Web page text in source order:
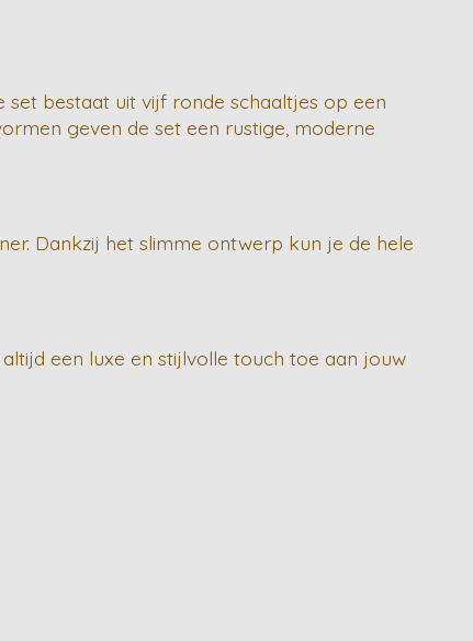
set bestaat uit vijf ronde schaaltjes op een
geven de set een rustige, moderne
Dankzij het slimme ontwerp kun je de hele
een luxe en stijlvolle touch toe aan jouw